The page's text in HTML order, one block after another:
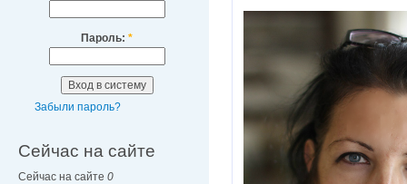
Пароль: *
Забыли пароль?
Сейчас на сайте
Сейчас на сайте 0